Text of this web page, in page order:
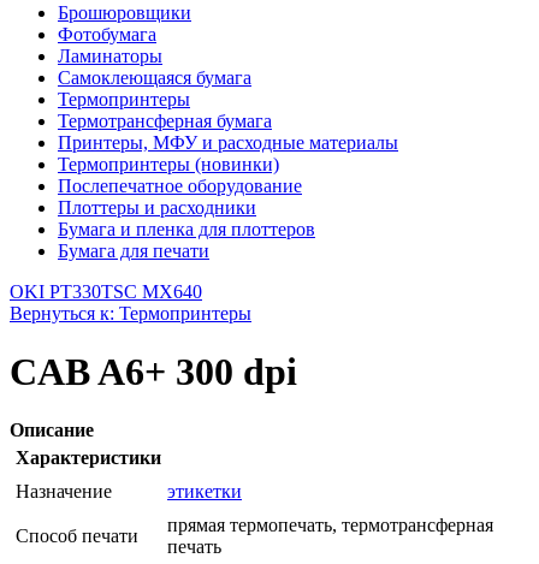
Брошюровщики
Фотобумага
Ламинаторы
Самоклеющаяся бумага
Термопринтеры
Термотрансферная бумага
Принтеры, МФУ и расходные материалы
Термопринтеры (новинки)
Послепечатное оборудование
Плоттеры и расходники
Бумага и пленка для плоттеров
Бумага для печати
OKI PT330TSC MX640
Вернуться к: Термопринтеры
CAB A6+ 300 dpi
Описание
Характеристики
Назначение
этикетки
Способ печати
прямая термопечать, термотрансферная
печать